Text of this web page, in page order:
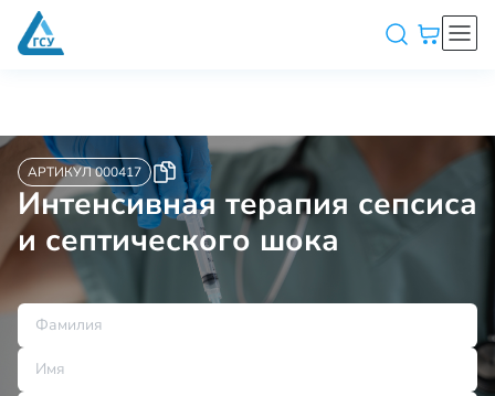
АРТИКУЛ 000417
Интенсивная терапия сепсиса
и септического шока